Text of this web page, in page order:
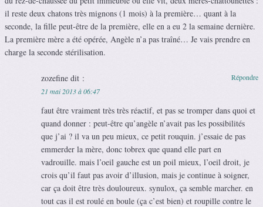
il reste deux chatons très mignons (1 mois) à la première… quant à la
seconde, la fille peut-être de la première, elle en a eu 2 la semaine dernière.
La première mère a été opérée, Angèle n’a pas traîné… Je vais prendre en
charge la seconde stérilisation.
zozefine dit :
21 mai 2013 à 06:47
faut être vraiment très très réactif, et pas se tromper dans quoi et
quand donner : peut-être qu’angèle n’avait pas les possibilités
que j’ai ? il va un peu mieux, ce petit rouquin. j’essaie de pas
emmerder la mère, donc tobrex que quand elle part en
vadrouille. mais l’oeil gauche est un poil mieux, l’oeil droit, je
crois qu’il faut pas avoir d’illusion, mais je continue à soigner,
car ça doit être très douloureux. synulox, ça semble marcher. en
tout cas il est roulé en boule (ça c’est bien) et roupille contre le
Répondre